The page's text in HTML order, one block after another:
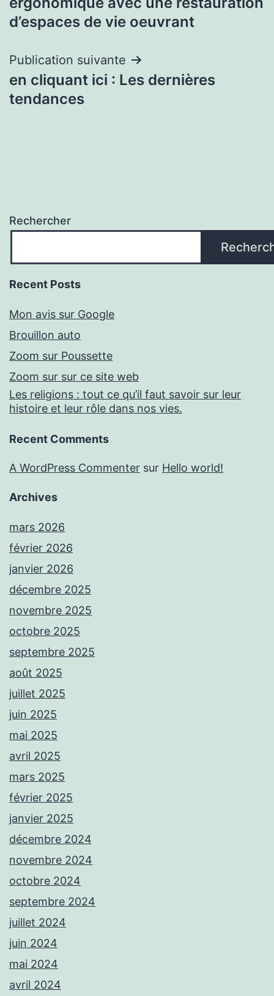
l’article
d’espaces de vie oeuvrant
Publication suivante
en cliquant ici : Les dernières
tendances
Rechercher
Recent Posts
Mon avis sur Google
Brouillon auto
Zoom sur Poussette
Zoom sur sur ce site web
Les religions : tout ce qu’il faut savoir sur leur
histoire et leur rôle dans nos vies.
Recent Comments
A WordPress Commenter sur Hello world!
Archives
mars 2026
février 2026
janvier 2026
décembre 2025
novembre 2025
octobre 2025
septembre 2025
août 2025
juillet 2025
juin 2025
mai 2025
avril 2025
mars 2025
février 2025
janvier 2025
décembre 2024
novembre 2024
octobre 2024
septembre 2024
juillet 2024
juin 2024
mai 2024
avril 2024